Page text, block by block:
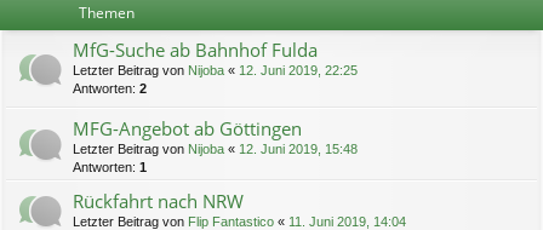
Themen
MfG-Suche ab Bahnhof Fulda
Letzter Beitrag von Nijoba « 12. Juni 2019, 22:25
Antworten: 2
MFG-Angebot ab Göttingen
Letzter Beitrag von Nijoba « 12. Juni 2019, 15:48
Antworten: 1
Rückfahrt nach NRW
Letzter Beitrag von Flip Fantastico « 11. Juni 2019, 14:04